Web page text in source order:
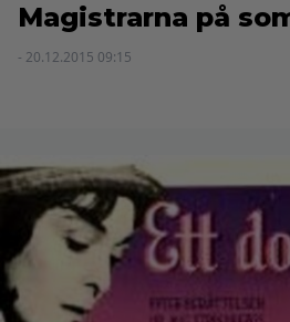
Magistrarna på
- 20.12.2015 09:15